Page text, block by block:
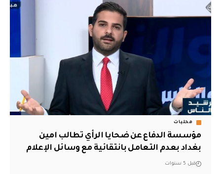
محليات
مؤسسة الدفاع عن ضحايا الرأي تطالب امين
بغداد بعدم التعامل بانتقائية مع وسائل الإعلام
قبل 5 سنوات